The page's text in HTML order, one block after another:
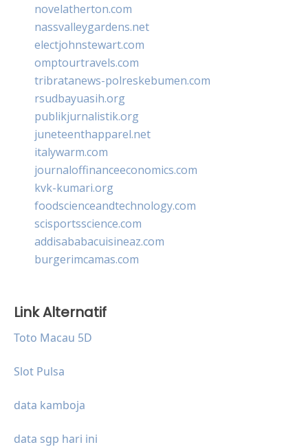
novelatherton.com
nassvalleygardens.net
electjohnstewart.com
omptourtravels.com
tribratanews-polreskebumen.com
rsudbayuasih.org
publikjurnalistik.org
juneteenthapparel.net
italywarm.com
journaloffinanceeconomics.com
kvk-kumari.org
foodscienceandtechnology.com
scisportsscience.com
addisababacuisineaz.com
burgerimcamas.com
Link Alternatif
Toto Macau 5D
Slot Pulsa
data kamboja
data sgp hari ini